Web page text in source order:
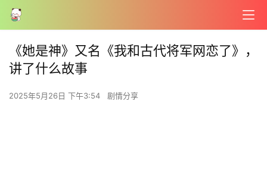
《她是神》又名《我和古代将军网恋了》，
讲了什么故事
2025年5月26日 下午3:54 剧情分享